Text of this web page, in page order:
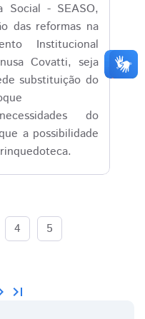
Social - SEASO,
das reformas na
Institucional
Covatti, seja
substituição do
do
a possibilidade
4 5
last_page